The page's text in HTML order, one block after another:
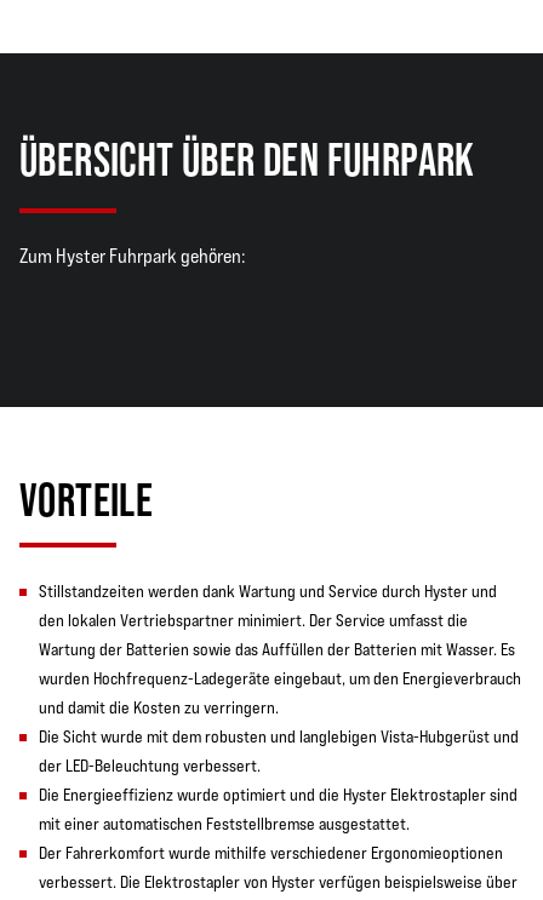
ÜBERSICHT ÜBER DEN FUHRPARK
Zum Hyster Fuhrpark gehören:
VORTEILE
Stillstandzeiten werden dank Wartung und Service durch Hyster und
den lokalen Vertriebspartner minimiert. Der Service umfasst die
Wartung der Batterien sowie das Auffüllen der Batterien mit Wasser. Es
wurden Hochfrequenz-Ladegeräte eingebaut, um den Energieverbrauch
und damit die Kosten zu verringern.
Die Sicht wurde mit dem robusten und langlebigen Vista-Hubgerüst und
der LED-Beleuchtung verbessert.
Die Energieeffizienz wurde optimiert und die Hyster Elektrostapler sind
mit einer automatischen Feststellbremse ausgestattet.
Der Fahrerkomfort wurde mithilfe verschiedener Ergonomieoptionen
verbessert. Die Elektrostapler von Hyster verfügen beispielsweise über